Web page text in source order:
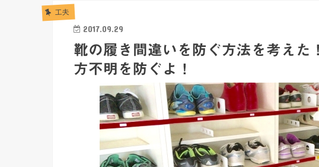
工夫
2017.09.29
靴の履き間違いを防ぐ方法を考えた
方不明を防ぐよ！